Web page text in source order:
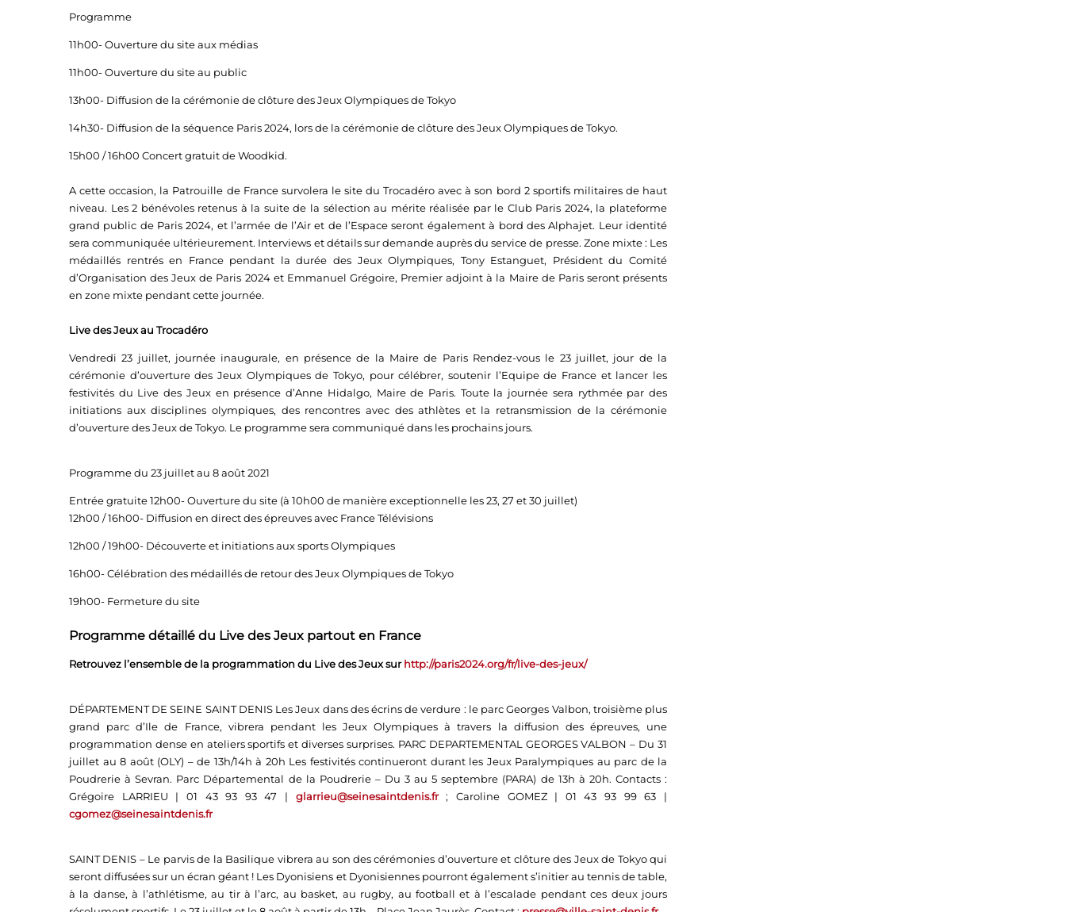
Programme
11h00- Ouverture du site aux médias
11h00- Ouverture du site au public
13h00- Diffusion de la cérémonie de clôture des Jeux Olympiques de Tokyo
14h30- Diffusion de la séquence Paris 2024, lors de la cérémonie de clôture des Jeux Olympiques de Tokyo.
15h00 / 16h00 Concert gratuit de Woodkid.
A cette occasion, la Patrouille de France survolera le site du Trocadéro avec à son bord 2 sportifs militaires de haut
niveau. Les 2 bénévoles retenus à la suite de la sélection au mérite réalisée par le Club Paris 2024, la plateforme
grand public de Paris 2024, et l’armée de l’Air et de l’Espace seront également à bord des Alphajet. Leur identité
sera communiquée ultérieurement. Interviews et détails sur demande auprès du service de presse. Zone mixte : Les
médaillés rentrés en France pendant la durée des Jeux Olympiques, Tony Estanguet, Président du Comité
d’Organisation des Jeux de Paris 2024 et Emmanuel Grégoire, Premier adjoint à la Maire de Paris seront présents
en zone mixte pendant cette journée.
Live des Jeux au Trocadéro
Vendredi 23 juillet, journée inaugurale, en présence de la Maire de Paris Rendez-vous le 23 juillet, jour de la
cérémonie d’ouverture des Jeux Olympiques de Tokyo, pour célébrer, soutenir l’Equipe de France et lancer les
festivités du Live des Jeux en présence d’Anne Hidalgo, Maire de Paris. Toute la journée sera rythmée par des
initiations aux disciplines olympiques, des rencontres avec des athlètes et la retransmission de la cérémonie
d’ouverture des Jeux de Tokyo. Le programme sera communiqué dans les prochains jours.
Programme du 23 juillet au 8 août 2021
Entrée gratuite 12h00- Ouverture du site (à 10h00 de manière exceptionnelle les 23, 27 et 30 juillet)
12h00 / 16h00- Diffusion en direct des épreuves avec France Télévisions
12h00 / 19h00- Découverte et initiations aux sports Olympiques
16h00- Célébration des médaillés de retour des Jeux Olympiques de Tokyo
19h00- Fermeture du site
Programme détaillé du Live des Jeux partout en France
Retrouvez l’ensemble de la programmation du Live des Jeux surhttp://paris2024.org/fr/live-des-jeux/
DÉPARTEMENT DE SEINE SAINT DENIS Les Jeux dans des écrins de verdure : le parc Georges Valbon, troisième plus
grand parc d’Ile de France, vibrera pendant les Jeux Olympiques à travers la diffusion des épreuves, une
programmation dense en ateliers sportifs et diverses surprises. PARC DEPARTEMENTAL GEORGES VALBON – Du 31
juillet au 8 août (OLY) – de 13h/14h à 20h Les festivités continueront durant les Jeux Paralympiques au parc de la
Poudrerie à Sevran. Parc Départemental de la Poudrerie – Du 3 au 5 septembre (PARA) de 13h à 20h. Contacts :
Grégoire LARRIEU | 01 43 93 93 47 | glarrieu@seinesaintdenis.fr; Caroline GOMEZ | 01 43 93 99 63 |
cgomez@seinesaintdenis.fr
SAINT DENIS – Le parvis de la Basilique vibrera au son des cérémonies d’ouverture et clôture des Jeux de Tokyo qui
seront diffusées sur un écran géant ! Les Dyonisiens et Dyonisiennes pourront également s’initier au tennis de table,
à la danse, à l’athlétisme, au tir à l’arc, au basket, au rugby, au football et à l’escalade pendant ces deux jours